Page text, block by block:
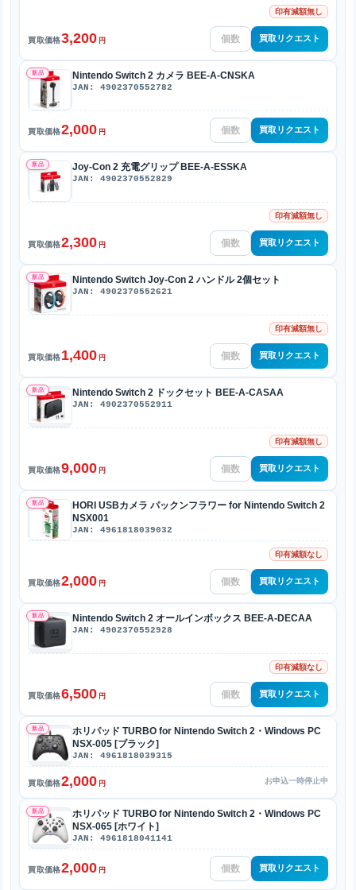
印有減額無し
買取価格3,200 円 買取リクエスト
新品 Nintendo Switch 2 カメラ BEE-A-CNSKA
JAN: 4902370552782
買取価格2,000 円 買取リクエスト
新品 Joy-Con 2 充電グリップ BEE-A-ESSKA
JAN: 4902370552829
印有減額無し
買取価格2,300 円 買取リクエスト
新品 Nintendo Switch Joy-Con 2 ハンドル 2個セット
JAN: 4902370552621
印有減額無し
買取価格1,400 円 買取リクエスト
新品 Nintendo Switch 2 ドックセット BEE-A-CASAA
JAN: 4902370552911
印有減額無し
買取価格9,000 円 買取リクエスト
新品
HORI USBカメラ パックンフラワー for Nintendo Switch 2
NSX001
JAN: 4961818039032
印有減額なし
買取価格2,000 円 買取リクエスト
新品 Nintendo Switch 2 オールインボックス BEE-A-DECAA
JAN: 4902370552928
印有減額なし
買取価格6,500 円 買取リクエスト
新品
ホリパッド TURBO for Nintendo Switch 2・Windows PC
NSX-005 [ブラック]
JAN: 4961818039315
買取価格2,000 円 お申込一時停止中
新品
ホリパッド TURBO for Nintendo Switch 2・Windows PC
NSX-065 [ホワイト]
JAN: 4961818041141
買取価格2,000 円 買取リクエスト